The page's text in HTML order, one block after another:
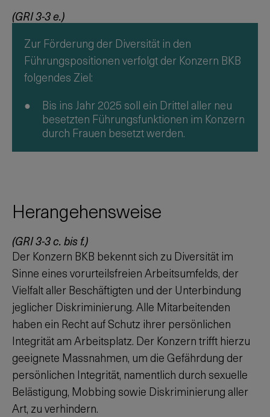
(GRI 3-3 e.)
Zur Förderung der Diversität in den
Führungspositionen verfolgt der Konzern BKB
folgendes Ziel:
Bis ins Jahr 2025 soll ein Drittel aller neu
besetzten Führungsfunktionen im Konzern
durch Frauen besetzt werden.
Herangehensweise
(GRI 3-3 c. bis f.)
Der Konzern BKB bekennt sich zu Diversität im
Sinne eines vorurteilsfreien Arbeitsumfelds, der
Vielfalt aller Beschäftigten und der Unterbindung
jeglicher Diskriminierung. Alle Mitarbeitenden
haben ein Recht auf Schutz ihrer persönlichen
Integrität am Arbeitsplatz. Der Konzern trifft hierzu
geeignete Massnahmen, um die Gefährdung der
persönlichen Integrität, namentlich durch sexuelle
Belästigung, Mobbing sowie Diskriminierung aller
Art, zu verhindern.